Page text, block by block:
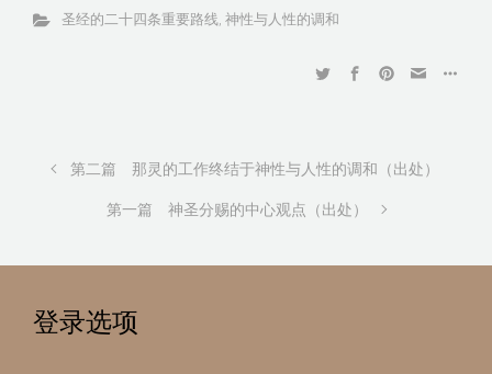
圣经的二十四条重要路线, 神性与人性的调和
第二篇 那灵的工作终结于神性与人性的调和（出处）
第一篇 神圣分赐的中心观点（出处）
登录选项